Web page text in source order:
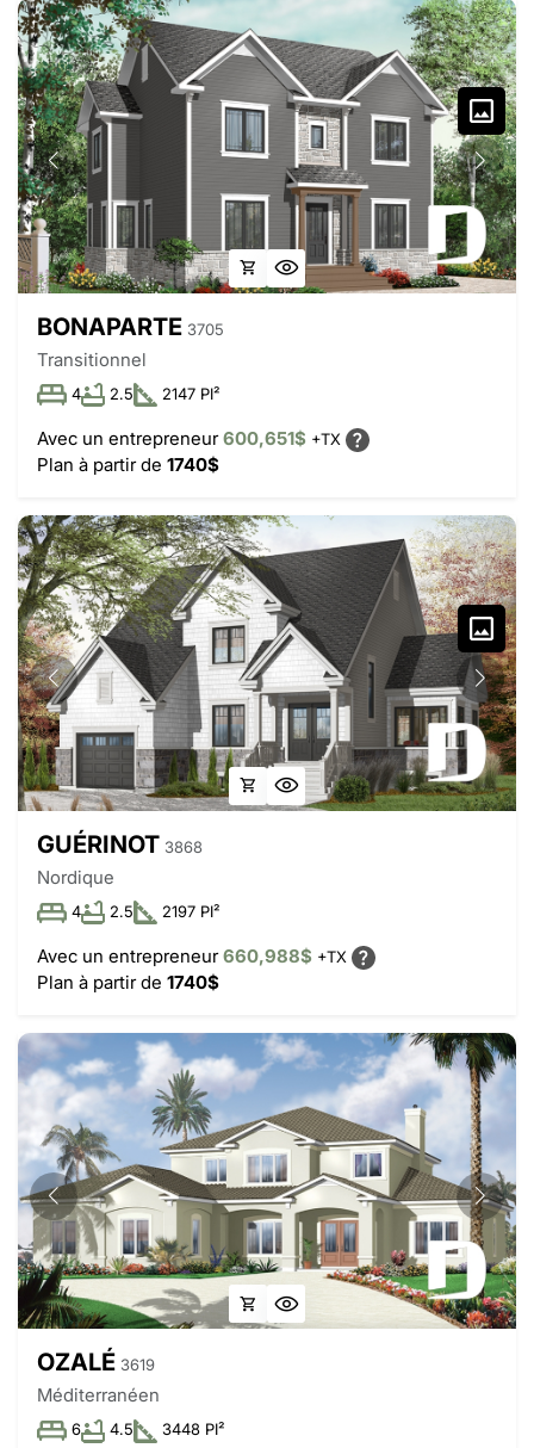
BONAPARTE 3705
Transitionnel
4 2.5 2147 PI²
Avec un entrepreneur600,651$ +TX
Plan à partir de 1740$
GUÉRINOT 3868
Nordique
4 2.5 2197 PI²
Avec un entrepreneur660,988$ +TX
Plan à partir de 1740$
OZALÉ 3619
Méditerranéen
6 4.5 3448 PI²